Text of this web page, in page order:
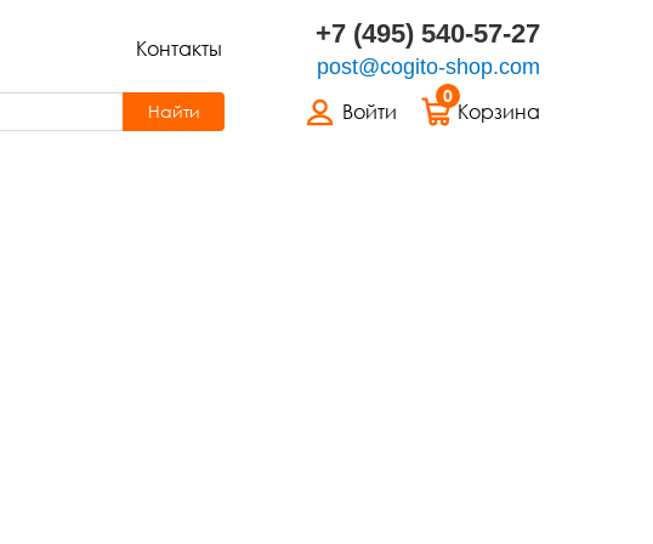
Контакты +7 (495) 540-57-27
post@cogito-shop.com
Войти
0
Корзина
Найти